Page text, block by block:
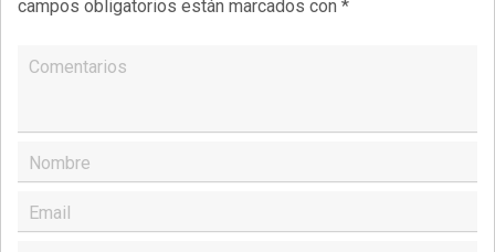
campos obligatorios están marcados con *
Comentarios
Nombre
Email